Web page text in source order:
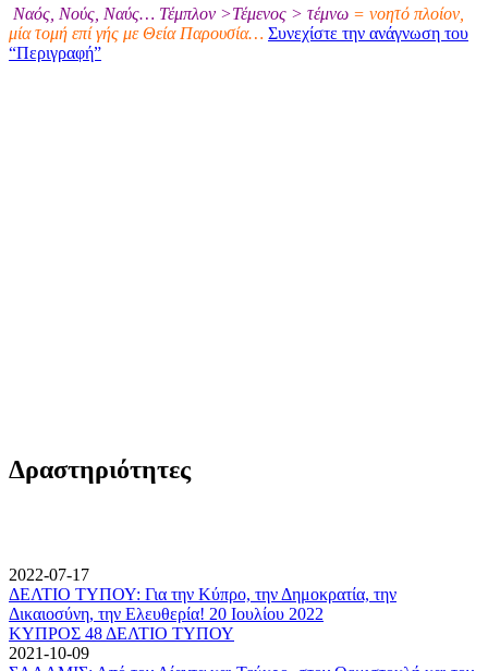
Ναός, Νούς, Ναύς… Τέμπλον >Τέμενος > τέμνω = νοητό πλοίον,
μία τομή επί γής με Θεία Παρουσία… Συνεχίστε την ανάγνωση του
“Περιγραφή”
Δραστηριότητες
2022-07-17
ΔΕΛΤΙΟ ΤΥΠΟΥ: Για την Κύπρο, την Δημοκρατία, την
Δικαιοσύνη, την Ελευθερία! 20 Ιουλίου 2022
ΚΥΠΡΟΣ 48 ΔΕΛΤΙΟ ΤΥΠΟΥ
2021-10-09